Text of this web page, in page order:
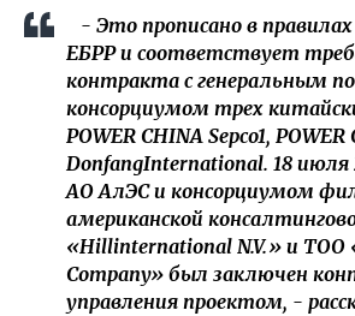
- Это прописано в
ЕБРР и соответствует
контракта с генеральным
консорциумом трех
POWER CHINA Sepco1,
DonfangInternational. 18 июля
АО АлЭС и консорциумом
американской
«Hillinternational N.V.» и ТОО
Company» был заключен
управления проектом, -